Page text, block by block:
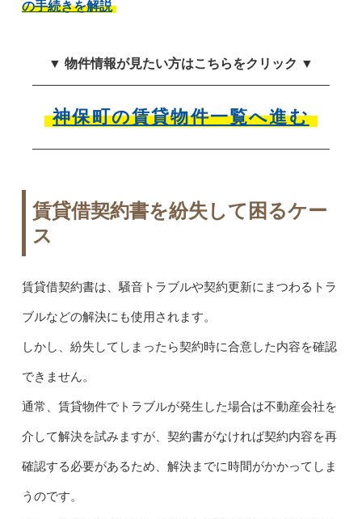
の手続きを解説
▼ 物件情報が見たい方はこちらをクリック ▼
神保町の賃貸物件一覧へ進む
賃貸借契約書を紛失して困るケー
ス
賃貸借契約書は、騒音トラブルや契約更新にまつわるトラ
ブルなどの解決にも使用されます。
しかし、紛失してしまったら契約時に合意した内容を確認
できません。
通常、賃貸物件でトラブルが発生した場合は不動産会社を
介して解決を試みますが、契約書がなければ契約内容を再
確認する必要があるため、解決までに時間がかかってしま
うのです。